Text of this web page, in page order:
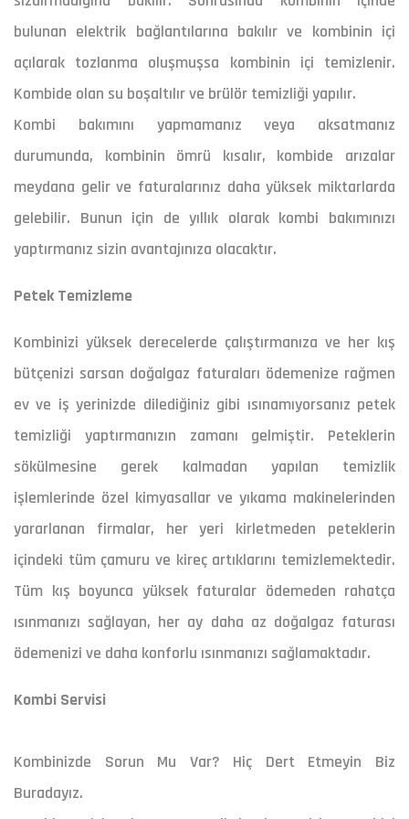
bulunan elektrik bağlantılarına bakılır ve kombinin içi
açılarak tozlanma oluşmuşsa kombinin içi temizlenir.
Kombide olan su boşaltılır ve brülör temizliği yapılır.
Kombi bakımını yapmamanız veya aksatmanız
durumunda, kombinin ömrü kısalır, kombide arızalar
meydana gelir ve faturalarınız daha yüksek miktarlarda
gelebilir. Bunun için de yıllık olarak kombi bakımınızı
yaptırmanız sizin avantajınıza olacaktır.
Petek Temizleme
Kombinizi yüksek derecelerde çalıştırmanıza ve her kış
bütçenizi sarsan doğalgaz faturaları ödemenize rağmen
ev ve iş yerinizde dilediğiniz gibi ısınamıyorsanız petek
temizliği yaptırmanızın zamanı gelmiştir. Peteklerin
sökülmesine gerek kalmadan yapılan temizlik
işlemlerinde özel kimyasallar ve yıkama makinelerinden
yararlanan firmalar, her yeri kirletmeden peteklerin
içindeki tüm çamuru ve kireç artıklarını temizlemektedir.
Tüm kış boyunca yüksek faturalar ödemeden rahatça
ısınmanızı sağlayan, her ay daha az doğalgaz faturası
ödemenizi ve daha konforlu ısınmanızı sağlamaktadır.
Kombi Servisi
Kombinizde Sorun Mu Var? Hiç Dert Etmeyin Biz
Buradayız.